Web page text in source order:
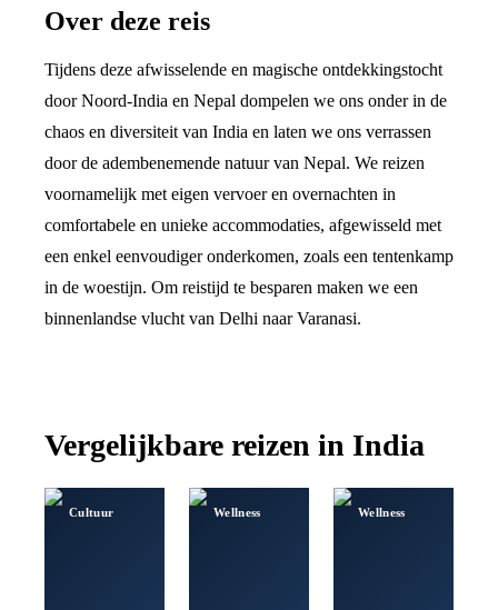
Over deze reis
Tijdens deze afwisselende en magische ontdekkingstocht
door Noord-India en Nepal dompelen we ons onder in de
chaos en diversiteit van India en laten we ons verrassen
door de adembenemende natuur van Nepal. We reizen
voornamelijk met eigen vervoer en overnachten in
comfortabele en unieke accommodaties, afgewisseld met
een enkel eenvoudiger onderkomen, zoals een tentenkamp
in de woestijn. Om reistijd te besparen maken we een
binnenlandse vlucht van Delhi naar Varanasi.
Vergelijkbare reizen in India
Cultuur Wellness Wellness